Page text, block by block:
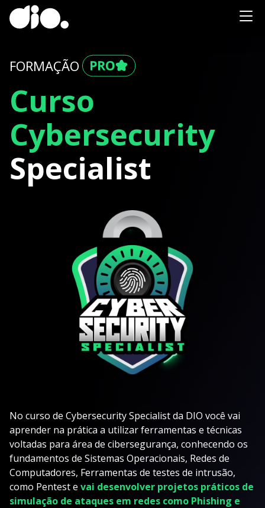
FORMAÇÃO
Curso
Cybersecurity
Specialist
No curso de Cybersecurity Specialist da DIO você vai
aprender na prática a utilizar ferramentas e técnicas
voltadas para área de cibersegurança, conhecendo os
fundamentos de Sistemas Operacionais, Redes de
Computadores, Ferramentas de testes de intrusão,
como Pentest e vai desenvolver projetos práticos de
simulação de ataques em redes como Phishing e